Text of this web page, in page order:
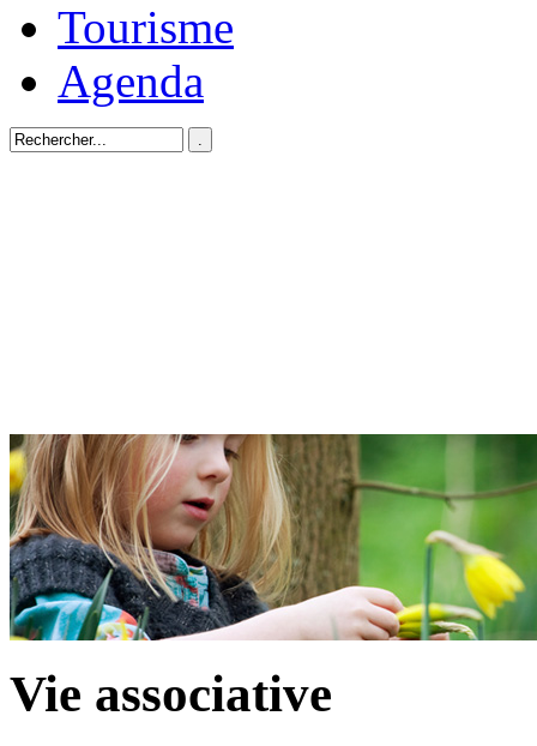
Tourisme
Agenda
Vie associative